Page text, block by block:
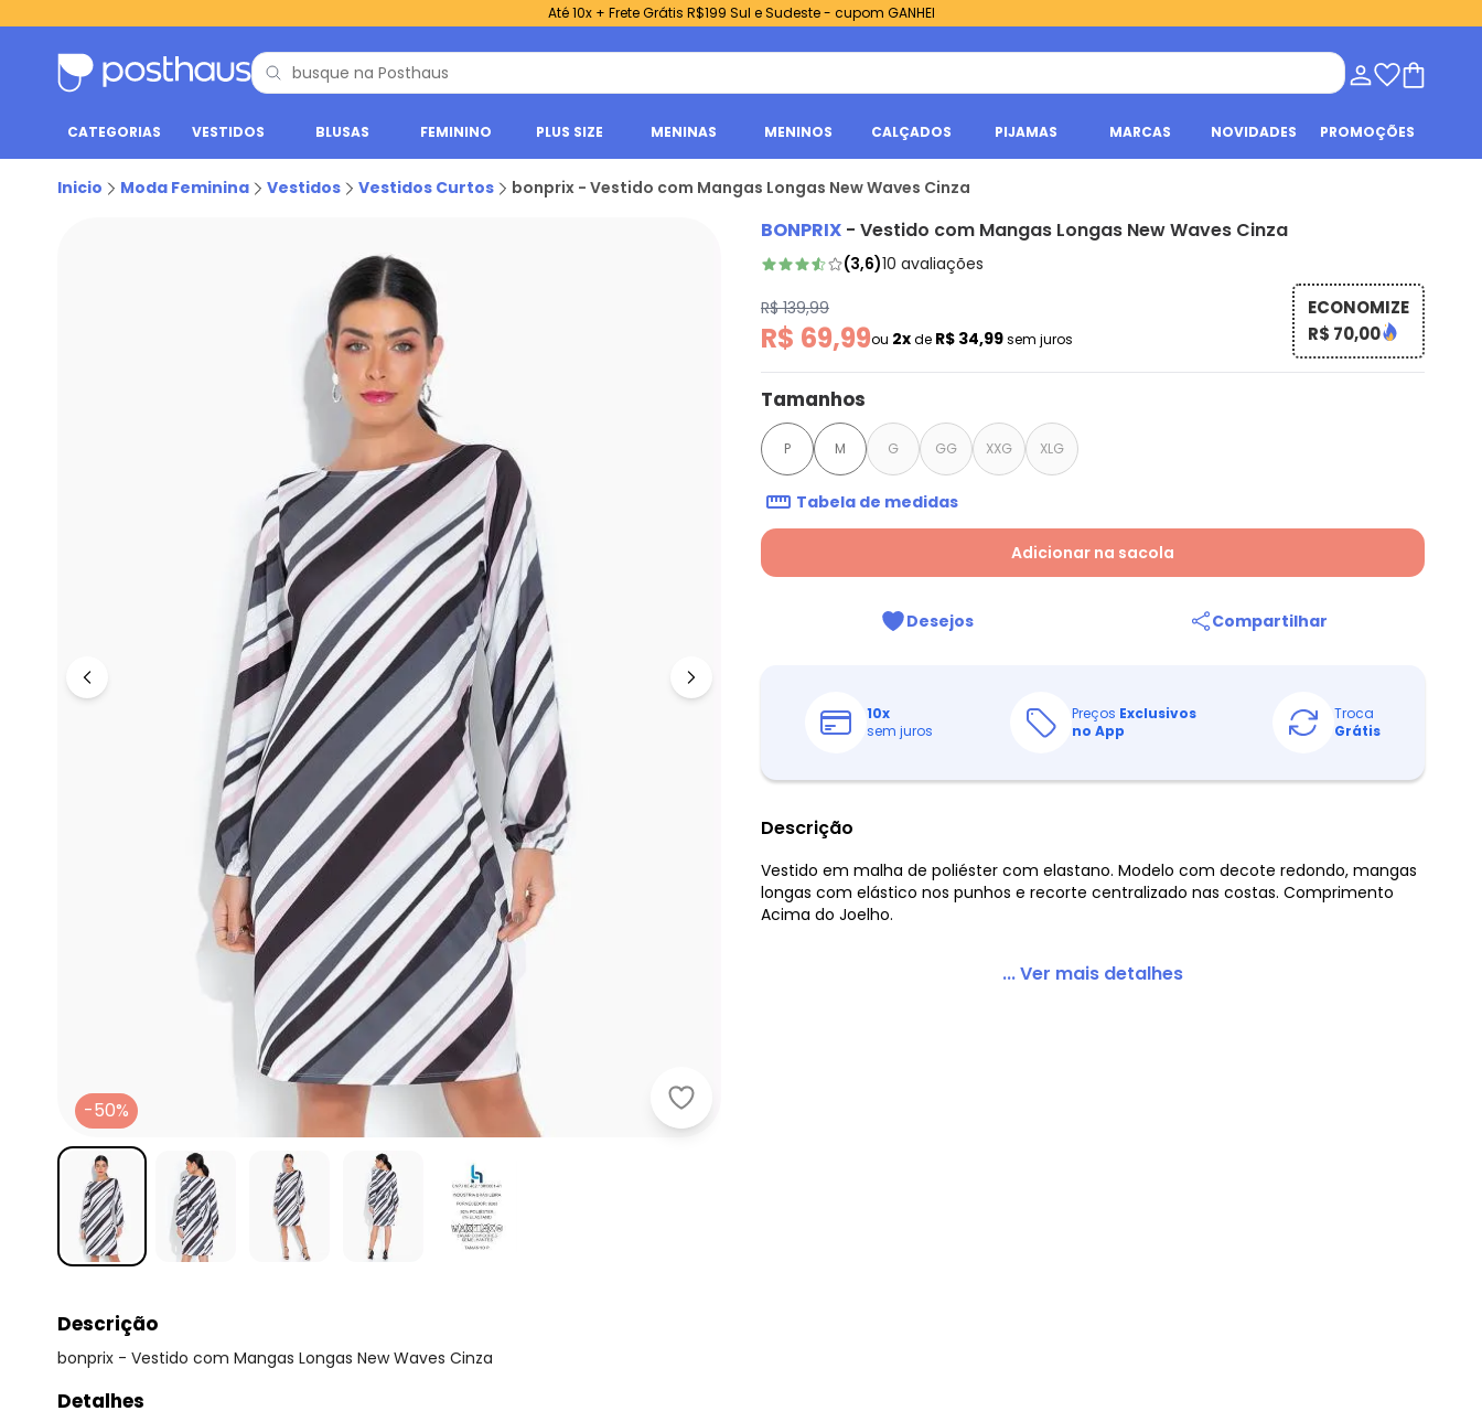
Até 10x + Frete Grátis R$199 Sul e Sudeste - cupom GANHEI
CATEGORIAS VESTIDOS BLUSAS FEMININO PLUS SIZE MENINAS MENINOS CALÇADOS PIJAMAS MARCAS NOVIDADES PROMOÇÕES
Inicio Moda Feminina Vestidos Vestidos Curtos bonprix - Vestido com Mangas Longas New Waves Cinza
bonprix - Vestido com Mangas Longas New Waves Cinza
-50%
BONPRIX - Vestido com Mangas Longas New Waves Cinza
(3,6)10 avaliações
R$ 139,99
R$ 69,99ou 2xde R$ 34,99sem juros
ECONOMIZE
R$ 70,00
Tamanhos
P M G GG XXG XLG
Tabela de medidas
Adicionar na sacola
Desejos Compartilhar
10x
sem juros
Preços Exclusivos
no App
Troca
Grátis
Descrição
Vestido em malha de poliéster com elastano. Modelo com decote redondo, mangas
longas com elástico nos punhos e recorte centralizado nas costas. Comprimento
Acima do Joelho.
... Ver mais detalhes
Descrição
bonprix - Vestido com Mangas Longas New Waves Cinza
Detalhes